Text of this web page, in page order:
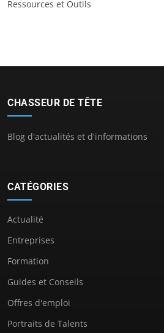
Ressources et Outils
CHASSEUR DE TÊTE
Blog d'actualités et d'informations
CATÉGORIES
Actualité
Entreprises
Formation
Guides et Conseils
Offres d'emploi
Portraits de Talents